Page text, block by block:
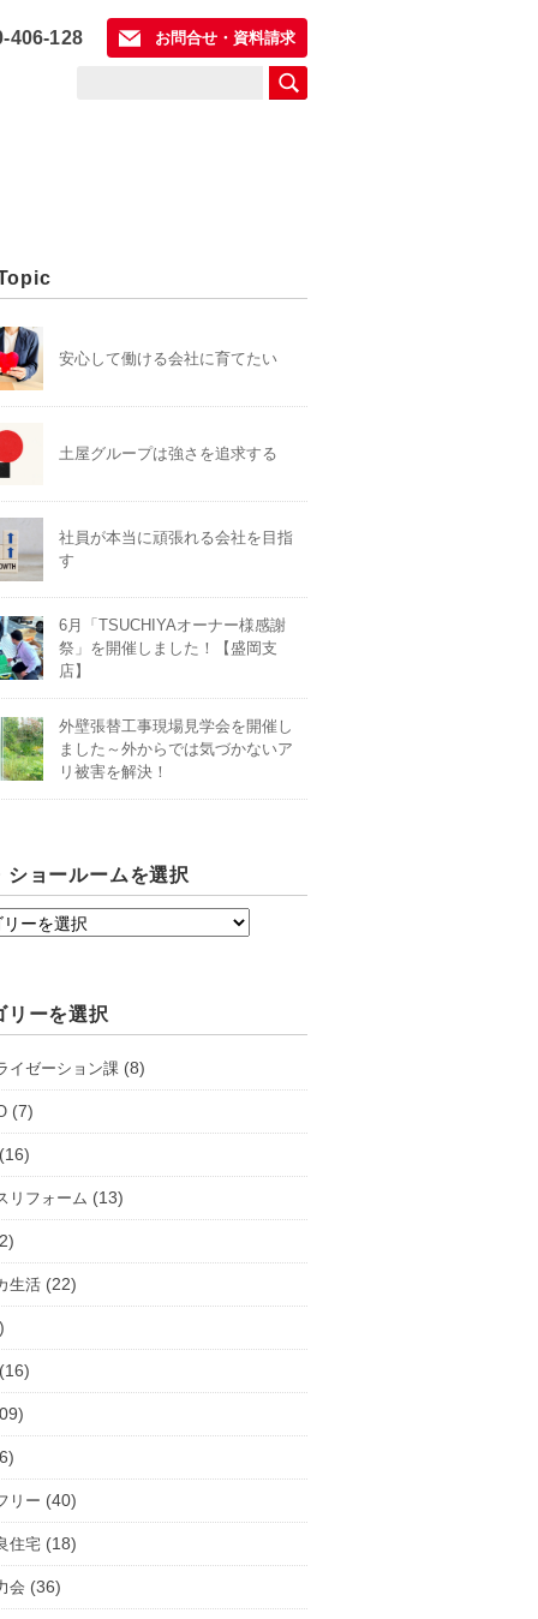
406-128 お問合せ・資料請求
安心して働ける会社に育てたい
土屋グループは強さを追求する
社員が本当に頑張れる会社を目指
す
6月「TSUCHIYAオーナー様感謝
祭」を開催しました！【盛岡支
店】
外壁張替工事現場見学会を開催し
ました～外からでは気づかないア
リ被害を解決！
ショールームを選択
リーを選択
イゼーション課 (8)
(7)
リフォーム (13)
生活 (22)
リー (40)
住宅 (18)
会 (36)